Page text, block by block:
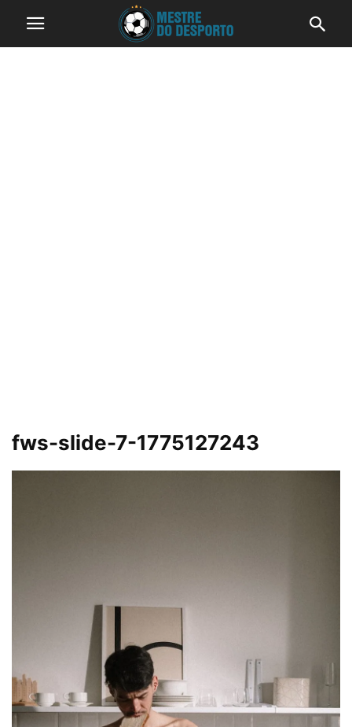
fws-slide-7-1775127243